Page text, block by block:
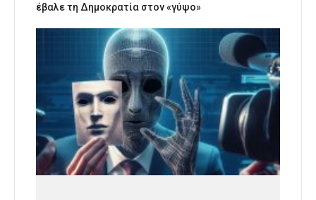
έβαλε τη Δημοκρατία στον «γύψο»